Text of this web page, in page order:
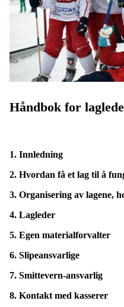
Håndbok for
1. Innledning
2. Hvordan få et lag til å
3. Organisering av lagene,
4. Lagleder
5. Egen materialforvalter
6. Slipeansvarlige
7. Smittevern-ansvarlig
8. Kontakt med kasserer